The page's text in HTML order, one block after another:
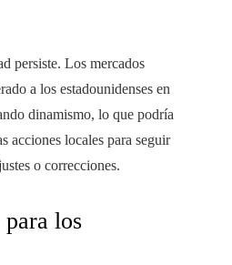
persiste. Los mercados
a los estadounidenses en
dinamismo, lo que podría
acciones locales para seguir
o correcciones.
para los